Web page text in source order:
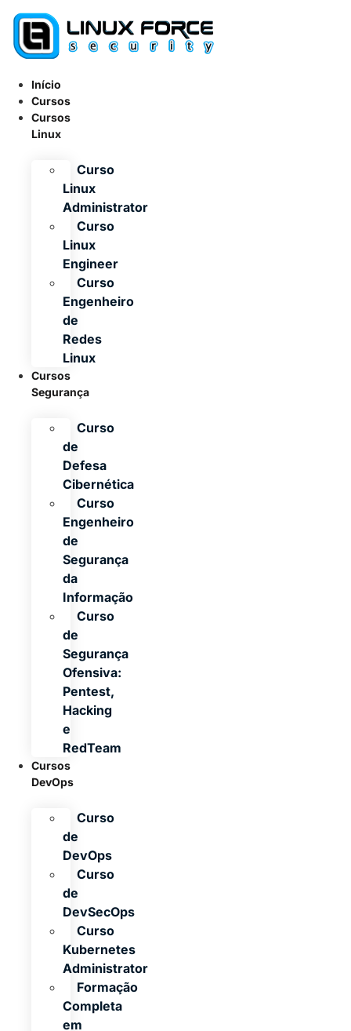
para
conteúdo
Início
Cursos
Cursos
Linux
Curso
Linux
Administrator
Curso
Linux
Engineer
Curso
Engenheiro
de
Redes
Linux
Cursos
Segurança
Curso
de
Defesa
Cibernética
Curso
Engenheiro
de
Segurança
da
Informação
Curso
de
Segurança
Ofensiva:
Pentest,
Hacking
e
RedTeam
Cursos
DevOps
Curso
de
DevOps
Curso
de
DevSecOps
Curso
Kubernetes
Administrator
Formação
Completa
em